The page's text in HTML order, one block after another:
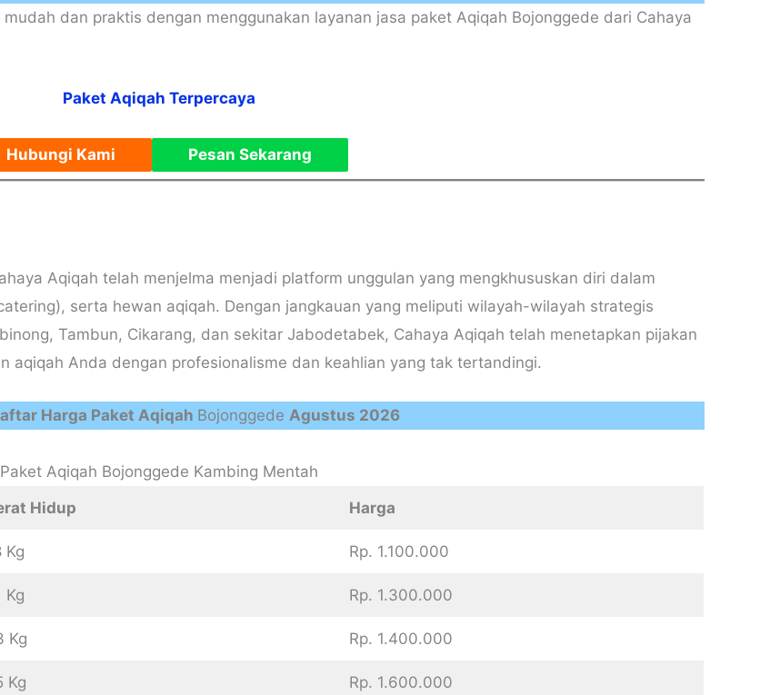
dan praktis dengan menggunakan layanan jasa paket Aqiqah Bojonggede dari Cahaya
Paket Aqiqah Terpercaya
Hubungi Kami Pesan Sekarang
Aqiqah telah menjelma menjadi platform unggulan yang mengkhususkan diri dalam
serta hewan aqiqah. Dengan jangkauan yang meliputi wilayah-wilayah strategis
Tambun, Cikarang, dan sekitar Jabodetabek, Cahaya Aqiqah telah menetapkan pijakan
aqiqah Anda dengan profesionalisme dan keahlian yang tak tertandingi.
Harga Paket Aqiqah Bojonggede Agustus 2026
Paket Aqiqah Bojonggede Kambing Mentah
Hidup Harga
Kg Rp. 1.100.000
Kg Rp. 1.300.000
Kg Rp. 1.400.000
Kg Rp. 1.600.000